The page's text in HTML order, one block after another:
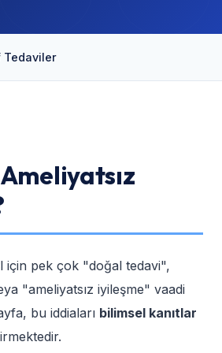
Tedaviler
için pek çok "doğal tedavi",
"ameliyatsız iyileşme" vaadi
bu iddiaları bilimsel kanıtlar